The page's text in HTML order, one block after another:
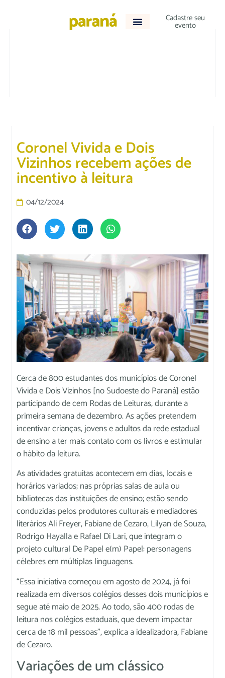
Cadastre seu
evento
Coronel Vivida e Dois
Vizinhos recebem ações de
incentivo à leitura
04/12/2024
Cerca de 800 estudantes dos municípios de Coronel
Vivida e Dois Vizinhos [no Sudoeste do Paraná] estão
participando de cem Rodas de Leituras, durante a
primeira semana de dezembro. As ações pretendem
incentivar crianças, jovens e adultos da rede estadual
de ensino a ter mais contato com os livros e estimular
o hábito da leitura.
As atividades gratuitas acontecem em dias, locais e
horários variados; nas próprias salas de aula ou
bibliotecas das instituições de ensino; estão sendo
conduzidas pelos produtores culturais e mediadores
literários Ali Freyer, Fabiane de Cezaro, Lilyan de Souza,
Rodrigo Hayalla e Rafael Di Lari, que integram o
projeto cultural De Papel e(m) Papel: personagens
célebres em múltiplas linguagens.
“Essa iniciativa começou em agosto de 2024, já foi
realizada em diversos colégios desses dois municípios e
segue até maio de 2025. Ao todo, são 400 rodas de
leitura nos colégios estaduais, que devem impactar
cerca de 18 mil pessoas”, explica a idealizadora, Fabiane
de Cezaro.
Variações de um clássico